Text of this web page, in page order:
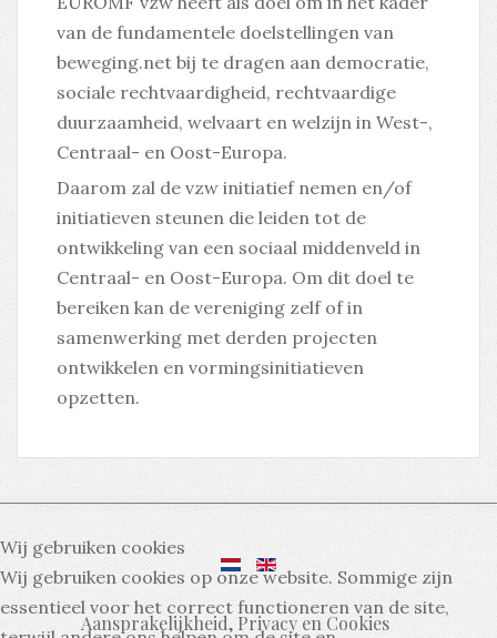
van de fundamentele doelstellingen van
beweging.net bij te dragen aan democratie,
sociale rechtvaardigheid, rechtvaardige
duurzaamheid, welvaart en welzijn in West-,
Centraal- en Oost-Europa.
Daarom zal de vzw initiatief nemen en/of
initiatieven steunen die leiden tot de
ontwikkeling van een sociaal middenveld in
Centraal- en Oost-Europa. Om dit doel te
bereiken kan de vereniging zelf of in
samenwerking met derden projecten
ontwikkelen en vormingsinitiatieven
opzetten.
Aansprakelijkheid, Privacy en Cookies
Wij gebruiken cookies
Wij gebruiken cookies op onze website. Sommige zijn
essentieel voor het correct functioneren van de site,